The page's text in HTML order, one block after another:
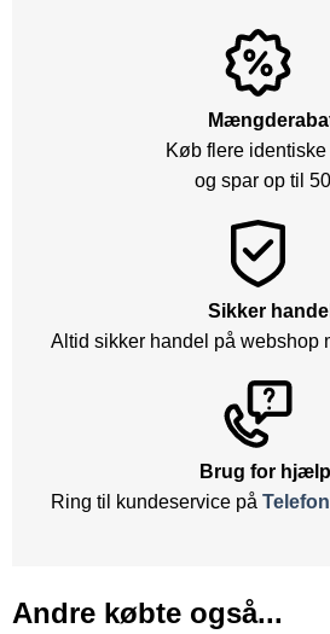
Køb flere
og spar op til
Sikker handel
Altid sikker handel på webshop
Brug for
Ring til kundeservice på Telefon
Andre købte også...